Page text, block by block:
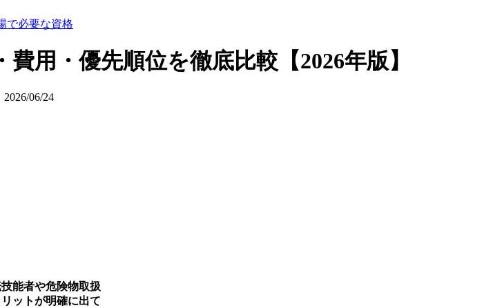
で必要な資格
用・優先順位を徹底比較【2026年版】
2026/06/24
能者や危険物取扱
ットが明確に出て